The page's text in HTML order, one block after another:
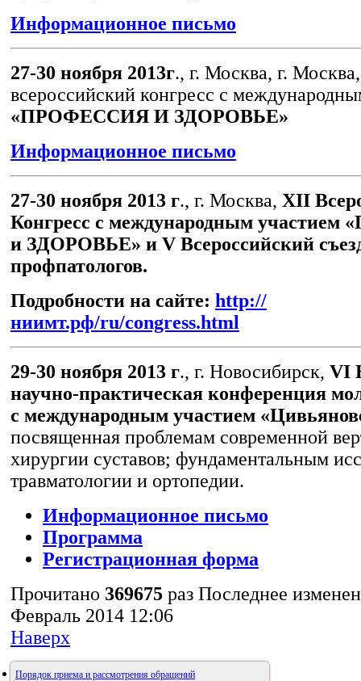
Информационное письмо
27-30 ноября 2013г., г. Москва, г.
всероссийский конгресс с
«ПРОФЕССИЯ И ЗДОРОВЬЕ»
Информационное письмо
27-30 ноября 2013 г., г. Москва, XII
Конгресс с международным
и ЗДОРОВЬЕ» и V Всероссийский
профпатологов.
Подробности на сайте: http://
ниимт.рф/ru/congress.html
29-30 ноября 2013 г., г. Новосибирск, VI
научно-практическая конференция
с международным участием
посвященная проблемам современной
хирургии суставов; фундаментальным
травматологии и ортопедии.
Информационное письмо
Программа
Регистрационная форма
Прочитано 369675 раз Последнее
Февраль 2014 12:06
Наверх
Порядок приема и рассмотрения обращений